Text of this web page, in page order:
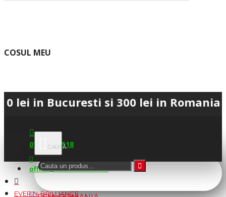
COSUL MEU
si 300 lei in Romania • 💳
0745.677.518
office@fsm-romania.ro
EVERIN-BRILLIANCE